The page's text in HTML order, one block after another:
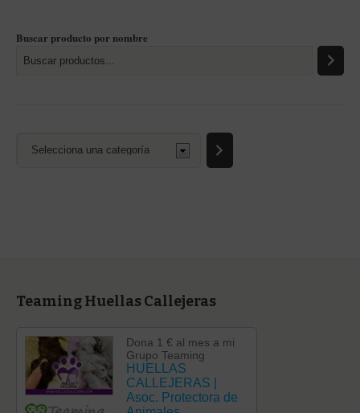
Buscar producto por nombre
Teaming Huellas Callejeras